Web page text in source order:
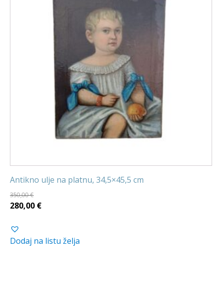
Antikno ulje na platnu, 34,5×45,5 cm
350,00€
Izvorna
bila
je:
280,00 €Trenutna
280,00 €.
Dodaj na listu želja